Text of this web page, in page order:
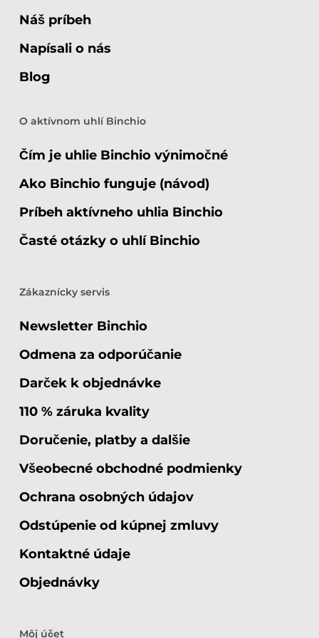
Náš príbeh
Napísali o nás
Blog
O aktívnom uhlí Binchio
Čím je uhlie Binchio výnimočné
Ako Binchio funguje (návod)
Príbeh aktívneho uhlia Binchio
Časté otázky o uhlí Binchio
Zákaznícky servis
Newsletter Binchio
Odmena za odporúčanie
Darček k objednávke
110 % záruka kvality
Doručenie, platby a dalšie
Všeobecné obchodné podmienky
Ochrana osobných údajov
Odstúpenie od kúpnej zmluvy
Kontaktné údaje
Objednávky
Môj účet